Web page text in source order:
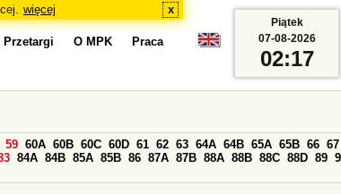
więcej x
Przetargi O MPK Praca
59 60A 60B 60C 60D 61 62 63 64A 64B 65A 65B 66 67
84A 84B 85A 85B 86 87A 87B 88A 88B 88C 88D 89
Piątek
07-08-2026
02:17